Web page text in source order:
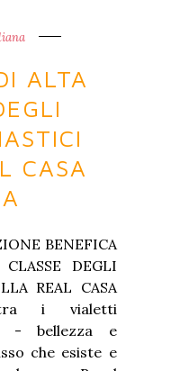
ALTA
CASA
BENEFICA
DEGLI
REAL CASA
tra i vialetti
- bellezza e
che esiste e